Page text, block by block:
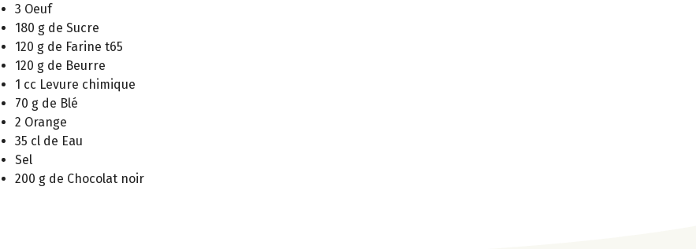
3 Oeuf
180 g de Sucre
120 g de Farine t65
120 g de Beurre
1 cc Levure chimique
70 g de Blé
2 Orange
35 cl de Eau
Sel
200 g de Chocolat noir